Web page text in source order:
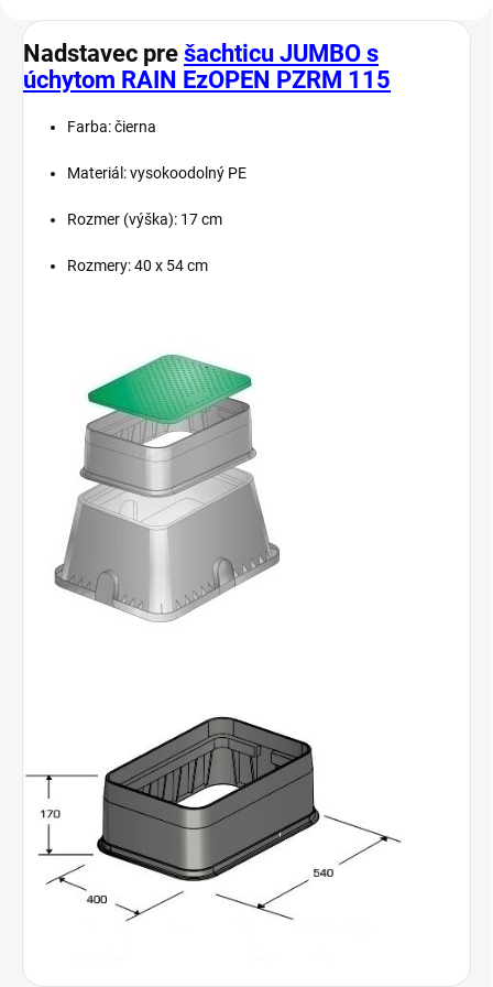
Nadstavec pre šachticu JUMBO s
úchytom RAIN EzOPEN PZRM 115
Farba: čierna
Materiál: vysokoodolný PE
Rozmer (výška): 17 cm
Rozmery: 40 x 54 cm